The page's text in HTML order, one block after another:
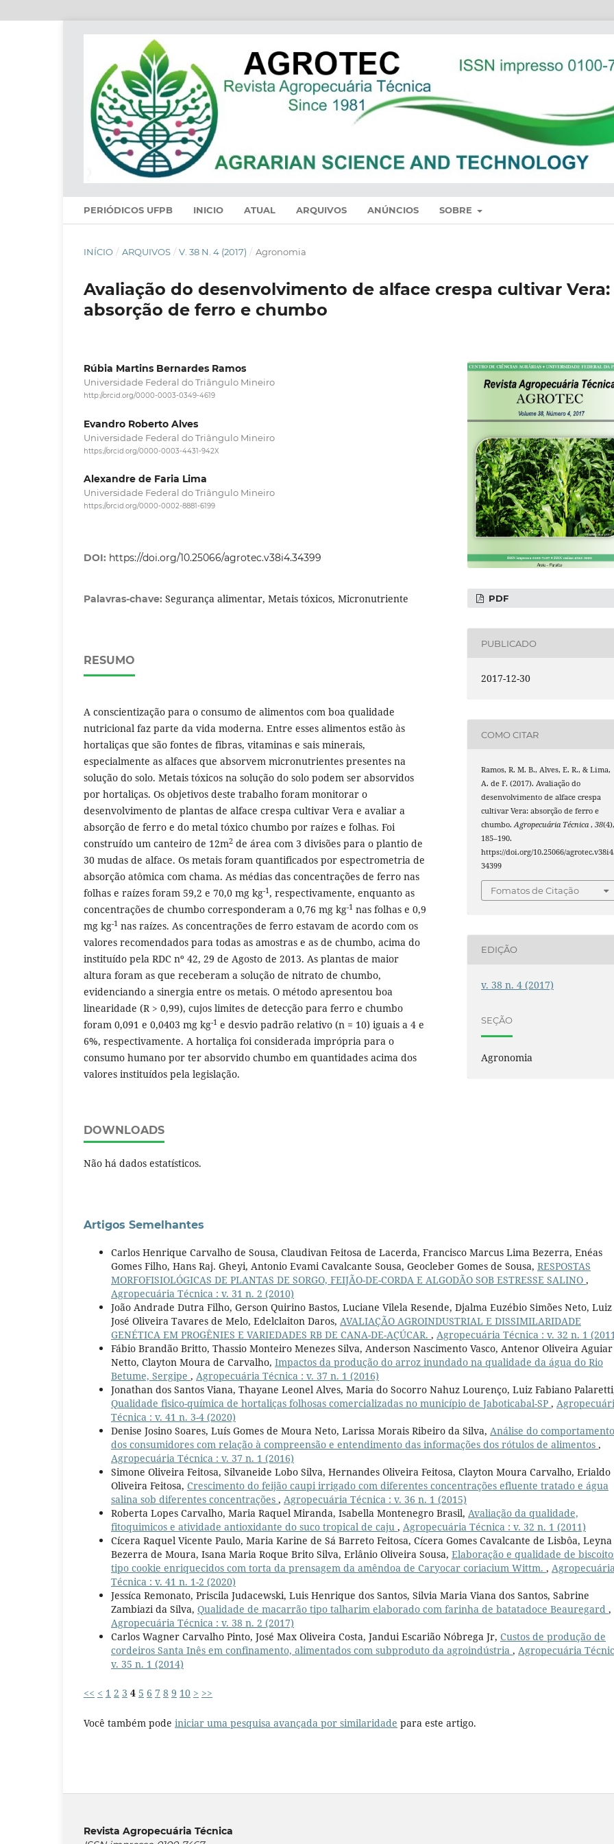
PERIÓDICOS UFPB INICIO ATUAL ARQUIVOS ANÚNCIOS SOBRE
INÍCIO / ARQUIVOS / V. 38 N. 4 (2017) / Agronomia
Avaliação do desenvolvimento de alface crespa cultivar Vera:
absorção de ferro e chumbo
Rúbia Martins Bernardes Ramos
Universidade Federal do Triângulo Mineiro
http://orcid.org/0000-0003-0349-4619
Evandro Roberto Alves
Universidade Federal do Triângulo Mineiro
https://orcid.org/0000-0003-4431-942X
Alexandre de Faria Lima
Universidade Federal do Triângulo Mineiro
https://orcid.org/0000-0002-8881-6199
DOI: https://doi.org/10.25066/agrotec.v38i4.34399
Palavras-chave: Segurança alimentar, Metais tóxicos, Micronutriente
RESUMO
A conscientização para o consumo de alimentos com boa qualidade
nutricional faz parte da vida moderna. Entre esses alimentos estão às
hortaliças que são fontes de fibras, vitaminas e sais minerais,
especialmente as alfaces que absorvem micronutrientes presentes na
solução do solo. Metais tóxicos na solução do solo podem ser absorvidos
por hortaliças. Os objetivos deste trabalho foram monitorar o
desenvolvimento de plantas de alface crespa cultivar Vera e avaliar a
absorção de ferro e do metal tóxico chumbo por raízes e folhas. Foi
construído um canteiro de 12m2 de área com 3 divisões para o plantio de
30 mudas de alface. Os metais foram quantificados por espectrometria de
absorção atômica com chama. As médias das concentrações de ferro nas
folhas e raízes foram 59,2 e 70,0 mg kg-1, respectivamente, enquanto as
concentrações de chumbo corresponderam a 0,76 mg kg-1 nas folhas e 0,9
mg kg-1 nas raízes. As concentrações de ferro estavam de acordo com os
valores recomendados para todas as amostras e as de chumbo, acima do
instituído pela RDC nº 42, 29 de Agosto de 2013. As plantas de maior
altura foram as que receberam a solução de nitrato de chumbo,
evidenciando a sinergia entre os metais. O método apresentou boa
linearidade (R > 0,99), cujos limites de detecção para ferro e chumbo
foram 0,091 e 0,0403 mg kg-1 e desvio padrão relativo (n = 10) iguais a 4 e
6%, respectivamente. A hortaliça foi considerada imprópria para o
consumo humano por ter absorvido chumbo em quantidades acima dos
valores instituídos pela legislação.
DOWNLOADS
Não há dados estatísticos.
PDF
PUBLICADO
2017-12-30
COMO CITAR
Ramos, R. M. B., Alves, E. R., & Lima,
A. de F. (2017). Avaliação do
desenvolvimento de alface crespa
cultivar Vera: absorção de ferro e
chumbo.Agropecuária Técnica,38(4),
185–190.
https://doi.org/10.25066/agrotec.v38i4.
34399
Fomatos de Citação
EDIÇÃO
v. 38 n. 4 (2017)
SEÇÃO
Agronomia
Artigos Semelhantes
Carlos Henrique Carvalho de Sousa, Claudivan Feitosa de Lacerda, Francisco Marcus Lima Bezerra, Enéas
Gomes Filho, Hans Raj. Gheyi, Antonio Evami Cavalcante Sousa, Geocleber Gomes de Sousa, RESPOSTAS
MORFOFISIOLÓGICAS DE PLANTAS DE SORGO, FEIJÃO-DE-CORDA E ALGODÃO SOB ESTRESSE SALINO ,
Agropecuária Técnica : v. 31 n. 2 (2010)
João Andrade Dutra Filho, Gerson Quirino Bastos, Luciane Vilela Resende, Djalma Euzébio Simões Neto, Luiz
José Oliveira Tavares de Melo, Edelclaiton Daros, AVALIAÇÃO AGROINDUSTRIAL E DISSIMILARIDADE
GENÉTICA EM PROGÊNIES E VARIEDADES RB DE CANA-DE-AÇÚCAR. , Agropecuária Técnica : v. 32 n. 1
Fábio Brandão Britto, Thassio Monteiro Menezes Silva, Anderson Nascimento Vasco, Antenor Oliveira Aguiar
Netto, Clayton Moura de Carvalho, Impactos da produção do arroz inundado na qualidade da água do Rio
Betume, Sergipe , Agropecuária Técnica : v. 37 n. 1 (2016)
Jonathan dos Santos Viana, Thayane Leonel Alves, Maria do Socorro Nahuz Lourenço, Luiz Fabiano
Qualidade fisico-química de hortaliças folhosas comercializadas no município de Jaboticabal-SP ,
Técnica : v. 41 n. 3-4 (2020)
Denise Josino Soares, Luís Gomes de Moura Neto, Larissa Morais Ribeiro da Silva, Análise do comportamento
dos consumidores com relação à compreensão e entendimento das informações dos rótulos de alimentos ,
Agropecuária Técnica : v. 37 n. 1 (2016)
Simone Oliveira Feitosa, Silvaneide Lobo Silva, Hernandes Oliveira Feitosa, Clayton Moura Carvalho, Erialdo
Oliveira Feitosa, Crescimento do feijão caupi irrigado com diferentes concentrações efluente tratado e água
salina sob diferentes concentrações , Agropecuária Técnica : v. 36 n. 1 (2015)
Roberta Lopes Carvalho, Maria Raquel Miranda, Isabella Montenegro Brasil, Avaliação da qualidade,
fitoquimicos e atividade antioxidante do suco tropical de caju , Agropecuária Técnica : v. 32 n. 1 (2011)
Cícera Raquel Vicente Paulo, Maria Karine de Sá Barreto Feitosa, Cícera Gomes Cavalcante de Lisbôa, Leyna
Bezerra de Moura, Isana Maria Roque Brito Silva, Erlânio Oliveira Sousa, Elaboração e qualidade de
tipo cookie enriquecidos com torta da prensagem da amêndoa de Caryocar coriacium Wittm. ,
Técnica : v. 41 n. 1-2 (2020)
Jessíca Remonato, Priscila Judacewski, Luis Henrique dos Santos, Silvia Maria Viana dos Santos, Sabrine
Zambiazi da Silva, Qualidade de macarrão tipo talharim elaborado com farinha de batatadoce Beauregard ,
Agropecuária Técnica : v. 38 n. 2 (2017)
Carlos Wagner Carvalho Pinto, José Max Oliveira Costa, Jandui Escarião Nóbrega Jr, Custos de produção de
cordeiros Santa Inês em confinamento, alimentados com subproduto da agroindústria , Agropecuária
v. 35 n. 1 (2014)
<< < 1 2 3 4 5 6 7 8 9 10 > >>
Você também pode iniciar uma pesquisa avançada por similaridade para este artigo.
Revista Agropecuária Técnica